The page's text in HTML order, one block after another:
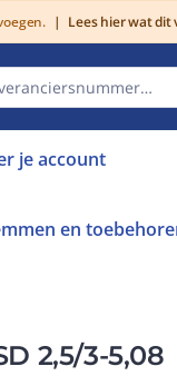
| Lees hier wat dit
je account
en
2,5/3-5,08